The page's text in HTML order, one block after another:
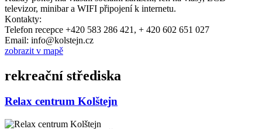
televizor, minibar a WIFI připojení k internetu.
Kontakty:
Telefon recepce +420 583 286 421, + 420 602 651 027
Email: info@kolstejn.cz
zobrazit v mapě
rekreační střediska
Relax centrum Kolštejn